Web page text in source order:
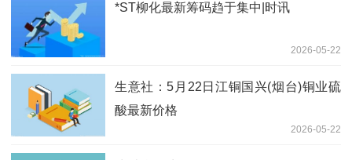
*ST柳化最新筹码趋于集中|时讯
2026-05-22
生意社：5月22日江铜国兴(烟台)铜业硫
酸最新价格
2026-05-22